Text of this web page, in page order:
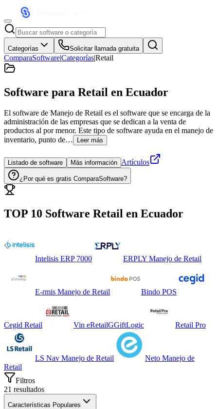
Categorías Solicitar llamada gratuita
ComparaSoftware|Categorías|Retail
Software para Retail en Ecuador
El software de Manejo de Retail es el software que se encarga de la
administración de las empresas que se dedican a la venta de
productos al por menor. Este tipo de software ayuda en el manejo de
inventario, punto de…
Leer más
Listado de software Más información Artículos
¿Por qué es gratis ComparaSoftware?
TOP 10 Software Retail en Ecuador
Intelisis ERP 7000 ERPLY Manejo de Retail
E-rmis Manejo de Retail Bindo POS
Cegid Retail Vin eRetailGGiftLogic Retail Pro
LS Nav Manejo de Retail
Neto Manejo de
Retail
Filtros
21 resultados
Características Populares